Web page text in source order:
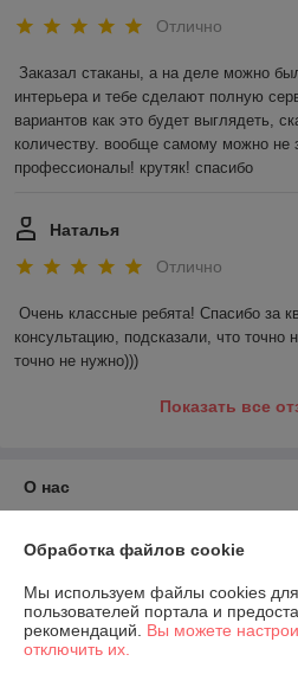
Отлично
Заказал стаканы, а на деле можно
интерьера и тебе сделают полную
вариантов как это будет выглядеть,
количеству. вообще самому можно не
профессионалы! крутяк! спасибо
Наталья
Отлично
Очень классные ребята! Спасибо за
консультацию, подсказали, что точно
точно не нужно)))
Показать все
О нас
Контакты
Доставка и оплата
График работы
Обработка файлов cookie
Мы используем файлы cookies для
пользователей портала и
рекомендаций. Вы можете
отключить их.